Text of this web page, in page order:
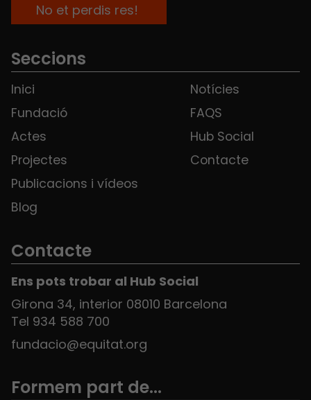
Seccions
Inici
Fundació
Actes
Projectes
Publicacions i vídeos
Blog
Notícies
FAQS
Hub Social
Contacte
Contacte
Ens pots trobar al Hub Social
Girona 34, interior 08010 Barcelona
Tel 934 588 700
fundacio@equitat.org
Formem part de...